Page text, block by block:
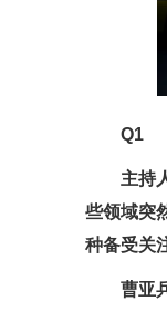
Q1
主持
些领域突
种备受关
曹亚